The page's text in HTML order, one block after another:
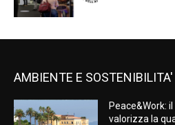
AMBIENTE E SOSTENIBILITA'
Peace&Work:
valorizza la